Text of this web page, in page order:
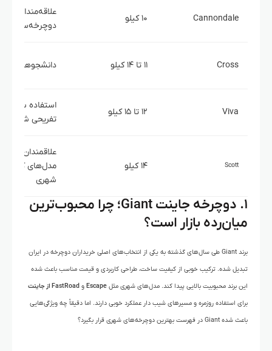
Cannondale ۱۰ کیلو
علاقه‌مندان به
دوچرخه‌سواری
Cross ۱۱ تا ۱۴ کیلو دانشجوها و
Viva ۱۲ تا ۱۵ کیلو
استفاده سبک و
تفریحی شهری
Scott ۱۴ کیلو
علاقمندان به
مدل‌های
شهری
۱. دوچرخه جاینت Giant؛ چرا محبوب‌ترین
میان‌رده بازار است؟
برند Giant طی سال‌های گذشته به یکی از انتخاب‌های اصلی خریداران دوچرخه در ایران
تبدیل شده. ترکیب خوبی از کیفیت ساخت، طراحی کاربردی و قیمت مناسب باعث شده
این برند محبوبیت بالایی پیدا کند. مدل‌های شهری مثل Escape و FastRoad از جاینت
برای استفاده روزمره و مسیرهای شیب دار عملکرد خوبی دارند. اما دقیقاً چه ویژگی‌هایی
باعث شده Giant در فهرست بهترین دوچرخه‌های شهری قرار بگیرد؟